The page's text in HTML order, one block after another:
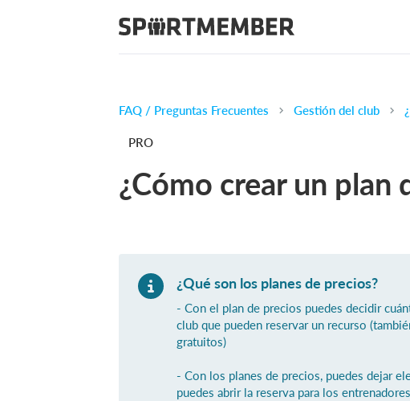
FAQ / Preguntas Frecuentes Gestión del club
PRO
¿Cómo crear un plan
¿Qué son los planes de precios?
- Con el plan de precios puedes decidir
club que pueden reservar un recurso
gratuitos)
- Con los planes de precios, puedes dejar
puedes abrir la reserva para los